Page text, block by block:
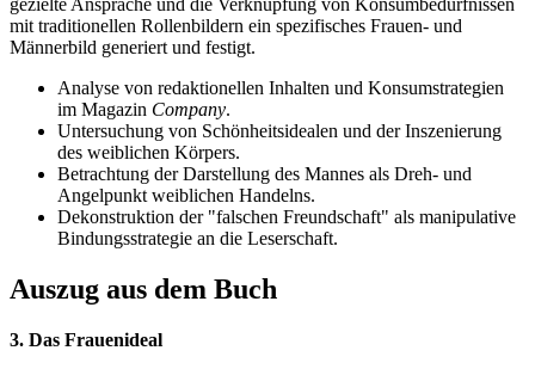
gezielte Ansprache und die Verknüpfung von Konsumbedürfnissen
mit traditionellen Rollenbildern ein spezifisches Frauen- und
Männerbild generiert und festigt.
Analyse von redaktionellen Inhalten und Konsumstrategien
im Magazin Company.
Untersuchung von Schönheitsidealen und der Inszenierung
des weiblichen Körpers.
Betrachtung der Darstellung des Mannes als Dreh- und
Angelpunkt weiblichen Handelns.
Dekonstruktion der "falschen Freundschaft" als manipulative
Bindungsstrategie an die Leserschaft.
Auszug aus dem Buch
3. Das Frauenideal